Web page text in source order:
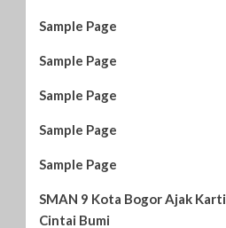
Sample Page
Sample Page
Sample Page
Sample Page
Sample Page
SMAN 9 Kota Bogor Ajak
Cintai Bumi